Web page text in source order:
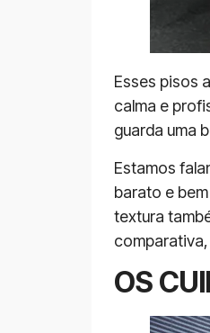
Esses pisos
calma e
guarda uma
Estamos
barato e
textura
OS